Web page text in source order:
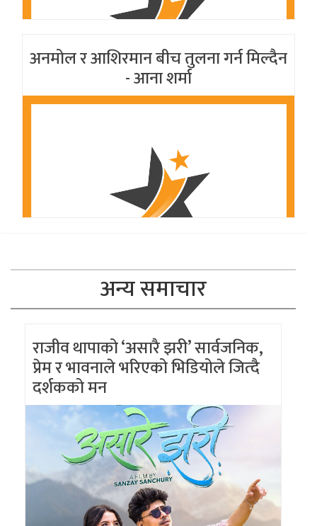
अनमोल र आशिरमान बीच तुलना गर्न मिल्दैन
- आना शर्मा
अन्य समाचार
राजीव थापाको ‘असारै झरी’ सार्वजनिक,
प्रेम र भावनाले भरिएको भिडियोले जित्दै
दर्शकको मन